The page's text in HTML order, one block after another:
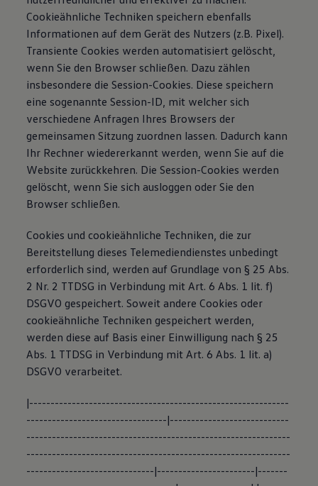
Cookieähnliche Techniken speichern ebenfalls
Informationen auf dem Gerät des Nutzers (z.B. Pixel).
Transiente Cookies werden automatisiert gelöscht,
wenn Sie den Browser schließen. Dazu zählen
insbesondere die Session-Cookies. Diese speichern
eine sogenannte Session-ID, mit welcher sich
verschiedene Anfragen Ihres Browsers der
gemeinsamen Sitzung zuordnen lassen. Dadurch kann
Ihr Rechner wiedererkannt werden, wenn Sie auf die
Website zurückkehren. Die Session-Cookies werden
gelöscht, wenn Sie sich ausloggen oder Sie den
Browser schließen.
Cookies und cookieähnliche Techniken, die zur
Bereitstellung dieses Telemediendienstes unbedingt
erforderlich sind, werden auf Grundlage von § 25 Abs.
2 Nr. 2 TTDSG in Verbindung mit Art. 6 Abs. 1 lit. f)
DSGVO gespeichert. Soweit andere Cookies oder
cookieähnliche Techniken gespeichert werden,
werden diese auf Basis einer Einwilligung nach § 25
Abs. 1 TTDSG in Verbindung mit Art. 6 Abs. 1 lit. a)
DSGVO verarbeitet.
|-------------------------------------------------------------
---------------------------------|----------------------------
--------------------------------------------------------------
--------------------------------------------------------------
------------------------------|-----------------------|-------